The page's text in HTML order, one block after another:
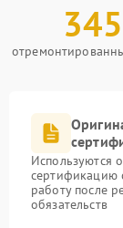
Используются
сертификацию
работу после
обязательств